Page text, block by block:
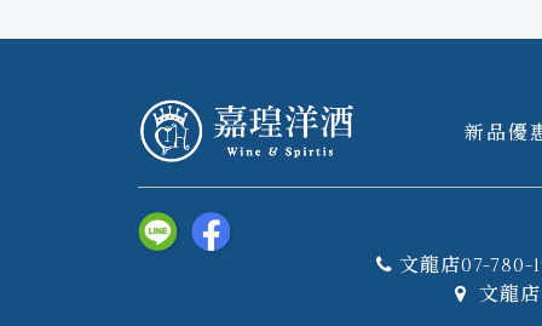
新品優
文龍店07-780-
文龍